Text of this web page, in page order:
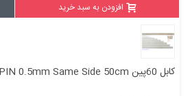
افزودن به سبد خرید
کابل 60پین FFC 60PIN 0.5mm Same Side 50cm